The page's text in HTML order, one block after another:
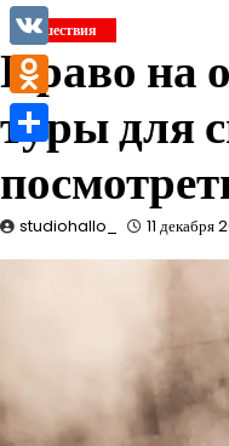
Путешествия
Право на
туры для
studiohallo_ 11 декабря
Telegram
VK
Odnoklassniki
Отправить